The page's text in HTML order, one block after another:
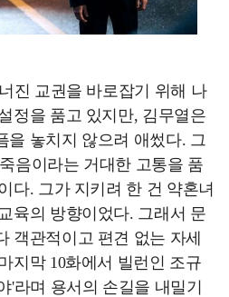
진 교권을 바로잡기 위해 나
정을 품고 있지만, 김무열은
을 놓치지 않으려 애썼다. 그
음이라는 거대한 고통을 품
다. 그가 지키려 한 건 약혼녀
육의 방향이었다. 그래서 문
객관적이고 편견 없는 자세
지막 10화에서 빌런인 조규
'라며 용서의 손길을 내밀기